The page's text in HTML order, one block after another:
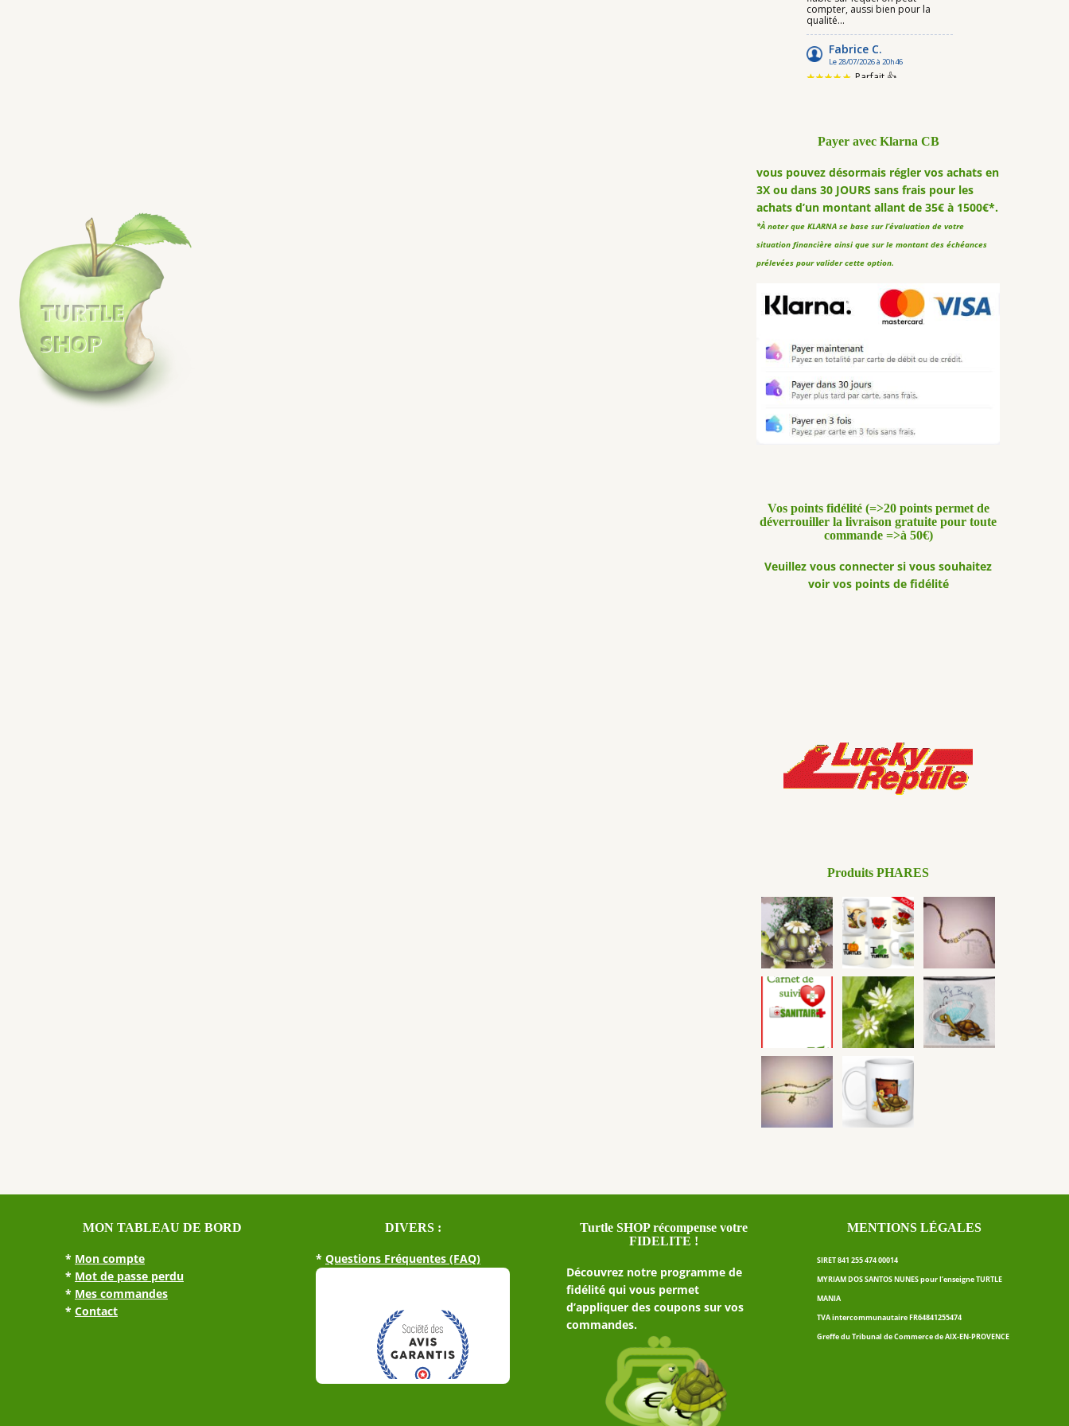
Payer avec Klarna CB
vous pouvez désormais régler vos achats en
3X ou dans 30 JOURS sans frais pour les
achats d’un montant allant de 35€ à 1500€*.
*À noter que KLARNA se base sur l’évaluation de votre
situation financière ainsi que sur le montant des échéances
prélevées pour valider cette option.
Vos points fidélité (=>20 points permet de
déverrouiller la livraison gratuite pour toute
commande =>à 50€)
Veuillez vous connecter si vous souhaitez
voir vos points de fidélité
Produits PHARES
MON TABLEAU DE BORD
* Mon compte
* Mot de passe perdu
* Mes commandes
* Contact
DIVERS :
* Questions Fréquentes (FAQ)
Turtle SHOP récompense votre
FIDELITE !
Découvrez notre programme de
fidélité qui vous permet
d’appliquer des coupons sur vos
commandes.
MENTIONS LÉGALES
SIRET 841 255 474 00014
MYRIAM DOS SANTOS NUNES pour l’enseigne TURTLE
MANIA
TVA intercommunautaire FR64841255474
Greffe du Tribunal de Commerce de AIX-EN-PROVENCE